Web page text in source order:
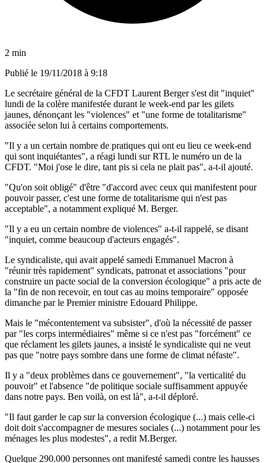
2 min
Publié le 19/11/2018 à 9:18
Le secrétaire général de la CFDT Laurent Berger s'est dit "inquiet"
lundi de la colère manifestée durant le week-end par les gilets
jaunes, dénonçant les "violences" et "une forme de totalitarisme"
associée selon lui à certains comportements.
"Il y a un certain nombre de pratiques qui ont eu lieu ce week-end
qui sont inquiétantes", a réagi lundi sur RTL le numéro un de la
CFDT. "Moi j'ose le dire, tant pis si cela ne plait pas", a-t-il ajouté.
"Qu'on soit obligé" d'être "d'accord avec ceux qui manifestent pour
pouvoir passer, c'est une forme de totalitarisme qui n'est pas
acceptable", a notamment expliqué M. Berger.
"Il y a eu un certain nombre de violences" a-t-il rappelé, se disant
"inquiet, comme beaucoup d'acteurs engagés".
Le syndicaliste, qui avait appelé samedi Emmanuel Macron à
"réunir très rapidement" syndicats, patronat et associations "pour
construire un pacte social de la conversion écologique" a pris acte de
la "fin de non recevoir, en tout cas au moins temporaire" opposée
dimanche par le Premier ministre Edouard Philippe.
Mais le "mécontentement va subsister", d'où la nécessité de passer
par "les corps intermédiaires" même si ce n'est pas "forcément" ce
que réclament les gilets jaunes, a insisté le syndicaliste qui ne veut
pas que "notre pays sombre dans une forme de climat néfaste".
Il y a "deux problèmes dans ce gouvernement", "la verticalité du
pouvoir" et l'absence "de politique sociale suffisamment appuyée
dans notre pays. Ben voilà, on est là", a-t-il déploré.
"Il faut garder le cap sur la conversion écologique (...) mais celle-ci
doit doit s'accompagner de mesures sociales (...) notamment pour les
ménages les plus modestes", a redit M.Berger.
Quelque 290.000 personnes ont manifesté samedi contre les hausses